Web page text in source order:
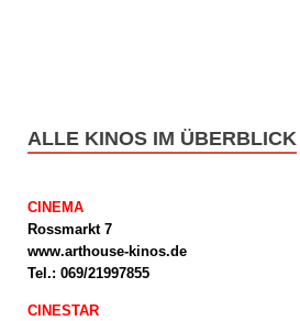
ALLE KINOS IM ÜBERBLICK
CINEMA
Rossmarkt 7
www.arthouse-kinos.de
Tel.: 069/21997855
CINESTAR